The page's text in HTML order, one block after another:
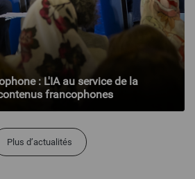
: L'IA au service de la
francophones
Plus d’actualités